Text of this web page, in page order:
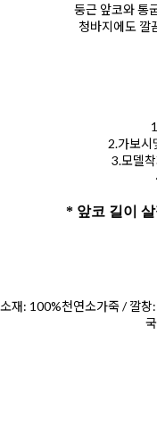
둥근 앞코와 통
청바지에도 깔
2.가보시
3.모델
* 앞코 길이
소재: 100%천연소가죽 / 깔창